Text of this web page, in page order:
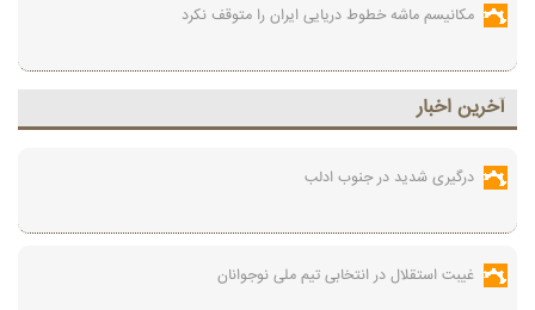
مکانیسم ماشه خطوط دریایی ایران را متوقف نکرد
آخرين اخبار
درگیری شدید در جنوب ادلب
غیبت استقلال در انتخابی تیم ملی نوجوانان